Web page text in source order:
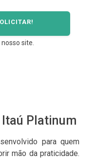
site.
Platinum
para quem
mão da praticidade.